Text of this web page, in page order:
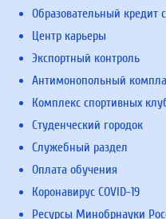
Образовательный кредит
Центр карьеры
Экспортный контроль
Антимонопольный
Комплекс спортивных
Студенческий городок
Служебный раздел
Оплата обучения
Коронавирус COVID-19
Ресурсы Минобрнауки